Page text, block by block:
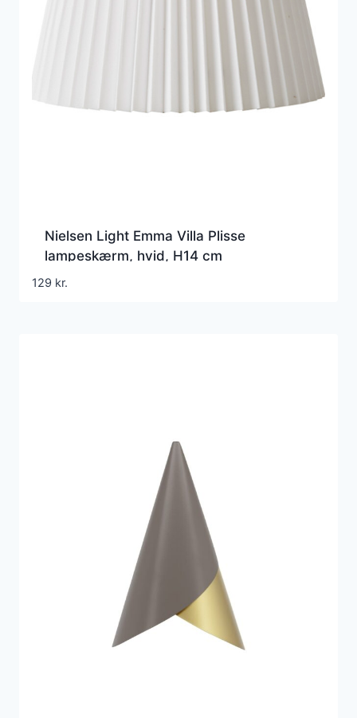
Nielsen Light Emma Villa Plisse
lampeskærm, hvid, H14 cm
129 kr.